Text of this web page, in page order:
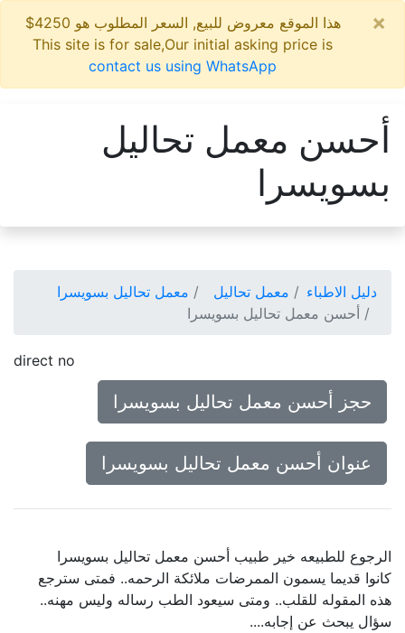
هذا الموقع معروض للبيع, السعر المطلوب هو 4250$
This site is for sale,Our initial asking price is
contact us using WhatsApp
أحسن معمل تحاليل
بسويسرا
دليل الاطباء معمل تحاليل
معمل تحاليل بسويسرا
أحسن معمل تحاليل بسويسرا
direct no
حجز أحسن معمل تحاليل بسويسرا
عنوان أحسن معمل تحاليل بسويسرا
الرجوع للطبيعه خير طبيب أحسن معمل تحاليل بسويسرا
كانوا قديما يسمون الممرضات ملائكة الرحمه.. فمتى سترجع
هذه المقوله للقلب.. ومتى سيعود الطب رساله وليس مهنه..
سؤال يبحث عن إجابه....